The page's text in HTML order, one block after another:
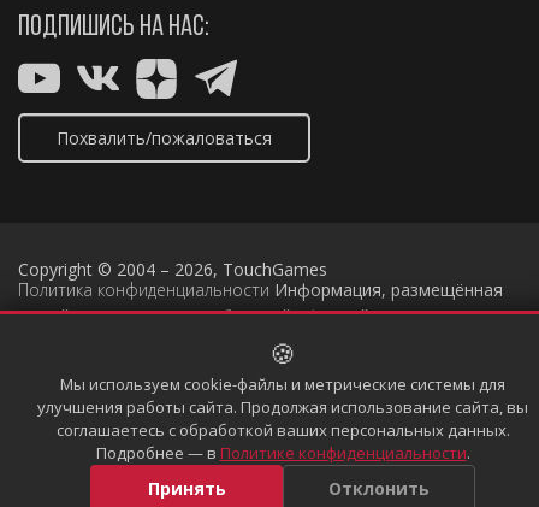
ПОДПИШИСЬ НА НАС:
Похвалить/пожаловаться
Copyright © 2004 – 2026, TouchGames
Политика конфиденциальности Информация, размещённая
на сайте, не является публичной офертой
🍪
Мы используем cookie-файлы и метрические системы для
улучшения работы сайта. Продолжая использование сайта, вы
соглашаетесь с обработкой ваших персональных данных.
Подробнее — в Политике конфиденциальности.
Принять Отклонить